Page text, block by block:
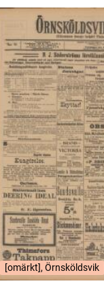
[omärkt], Örnsköldsvik